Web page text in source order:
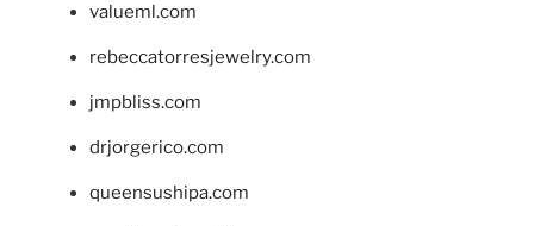
valueml.com
rebeccatorresjewelry.com
jmpbliss.com
drjorgerico.com
queensushipa.com